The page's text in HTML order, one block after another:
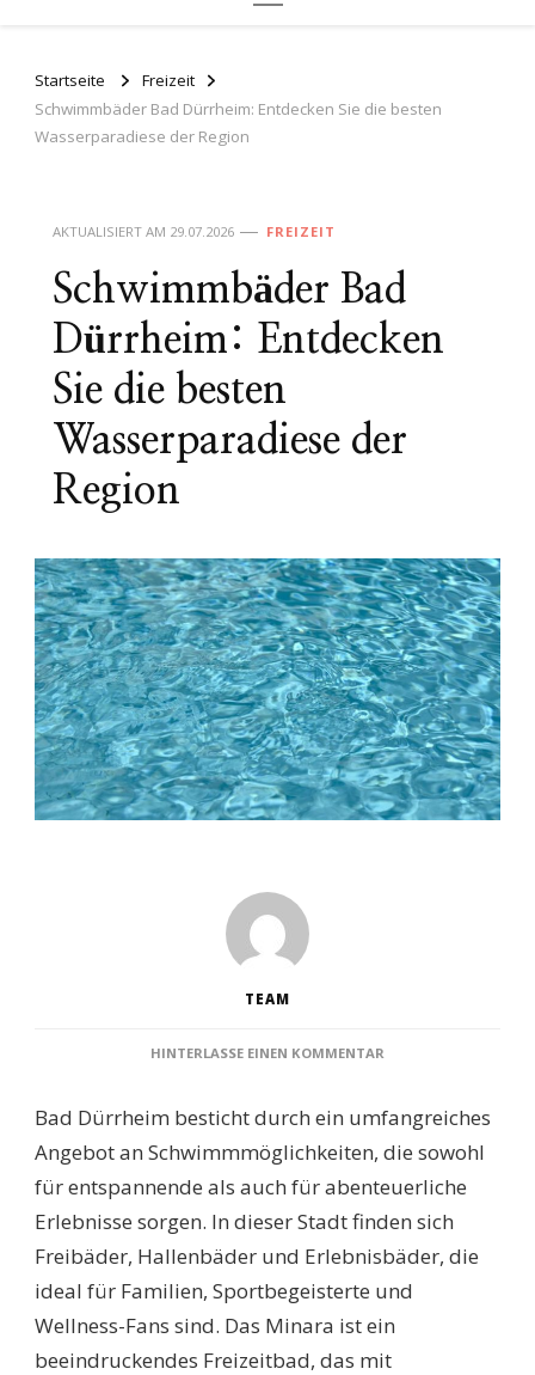
Startseite
Freizeit
Schwimmbäder Bad Dürrheim: Entdecken Sie die besten
Wasserparadiese der Region
AKTUALISIERT AM 29.07.2026 FREIZEIT
Schwimmbäder Bad
Dürrheim: Entdecken
Sie die besten
Wasserparadiese der
Region
TEAM
HINTERLASSE EINEN KOMMENTAR
DÜRRHEIM:
ENTDECKEN
SIE
DIE
WASSERPARADIESE
DER
Bad Dürrheim besticht durch ein umfangreiches
Angebot an Schwimmmöglichkeiten, die sowohl
für entspannende als auch für abenteuerliche
Erlebnisse sorgen. In dieser Stadt finden sich
Freibäder, Hallenbäder und Erlebnisbäder, die
ideal für Familien, Sportbegeisterte und
Wellness-Fans sind. Das Minara ist ein
beeindruckendes Freizeitbad, das mit